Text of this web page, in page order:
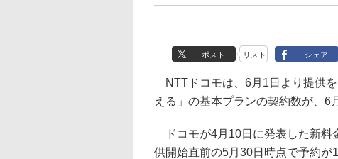
ポスト リスト シェア
NTTドコモは、6月1日より提供
える」の基本プランの契約数が、6
ドコモが4月10日に発表した新料
供開始直前の5月30日時点で予約